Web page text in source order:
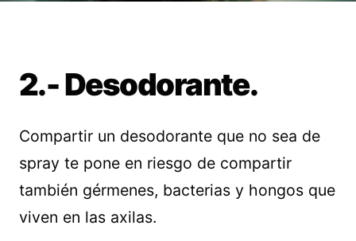
2.- Desodorante.
Compartir un desodorante que no sea de
spray te pone en riesgo de compartir
también gérmenes, bacterias y hongos que
viven en las axilas.